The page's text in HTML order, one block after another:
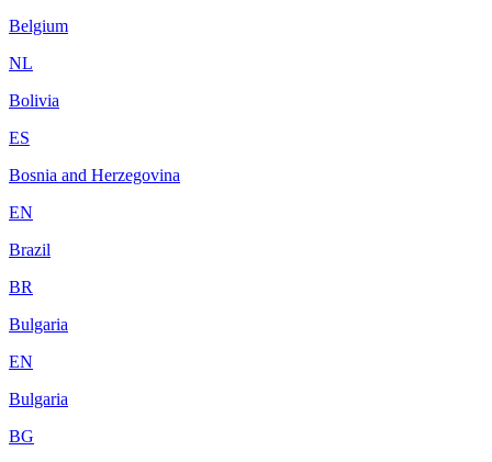
Belgium
NL
Bolivia
ES
Bosnia and Herzegovina
EN
Brazil
BR
Bulgaria
EN
Bulgaria
BG